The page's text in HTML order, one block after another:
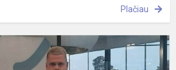
Plačiau